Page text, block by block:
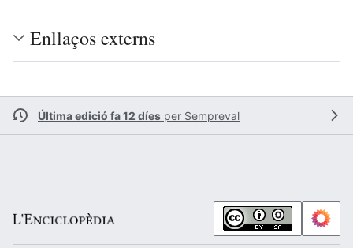
Enllaços externs
Última edició fa 12 díes per Sempreval